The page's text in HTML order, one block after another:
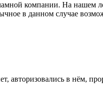
компании. На нашем
в данном случае
в нём,